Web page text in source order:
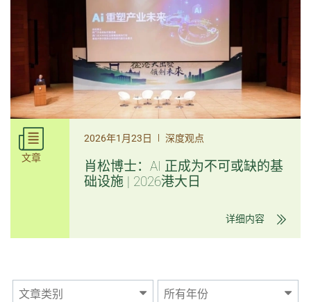
文章
2026年1月23日 | 深度观点
肖松博士：AI 正成为不可或缺的基
础设施 | 2026港大日
详细内容
文章类别 所有年份